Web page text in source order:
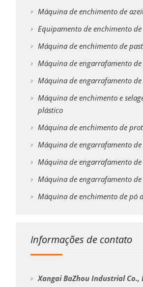
Máquina de enchimento de
Equipamento de enchimento
Máquina de enchimento de
Máquina de engarrafamento de
Máquina de engarrafamento de
Máquina de enchimento e
plástico
Máquina de enchimento de
Máquina de engarrafamento
Máquina de engarrafamento de
Máquina de engarrafamento
Máquina de enchimento de pó
Informações de contato
Xangai BaZhou Industrial Co.,